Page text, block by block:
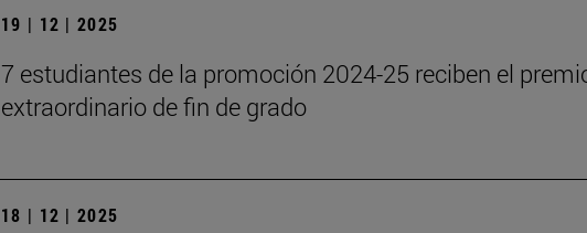
19 | 12 | 2025
7 estudiantes de la promoción 2024-25 reciben el
extraordinario de fin de grado
18 | 12 | 2025